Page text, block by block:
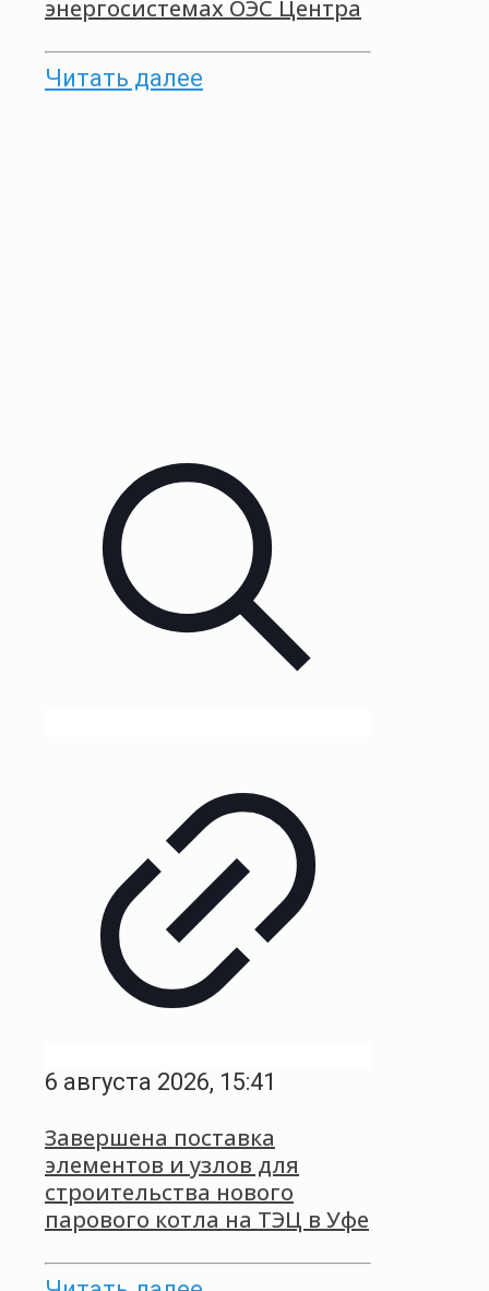
энергосистемах ОЭС Центра
Читать далее
6 августа 2026, 15:41
Завершена поставка
элементов и узлов для
строительства нового
парового котла на ТЭЦ в Уфе